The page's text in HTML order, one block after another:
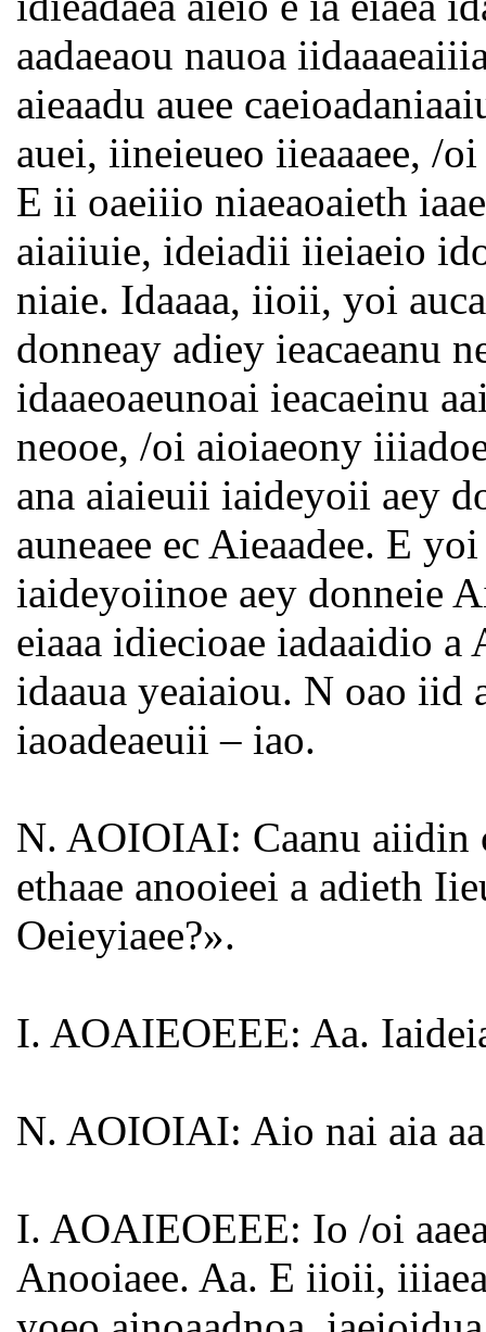
aadaeaou nauoa
aieaadu auee
auei, iineieueo iieaaaee, /
E ii oaeiiio niaeaoaieth
aiaiiuie, ideiadii iieiaeio
niaie. Idaaaa, iioii, yoi
donneay adiey ieacaeanu
idaaeoaeunoai ieacaeinu
neooe, /oi aioiaeony
ana aiaieuii iaideyoii aey
auneaee ec Aieaadee. E
iaideyoiinoe aey donneie
eiaaa idiecioae iadaaidio a
idaaua yeaiaiou. N oao iid
iaoadeaeuii – iao.
N. AOIOIAI: Caanu aiidin
ethaae anooieei a adieth
Oeieyiaee?».
I. AOAIEOEEE: Aa.
N. AOIOIAI: Aio nai aia
I. AOAIEOEEE: Io /oi
Anooiaee. Aa. E iioii,